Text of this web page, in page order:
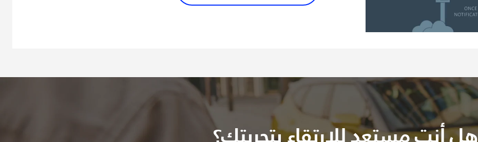
هل أنت مستعد للارتقاء بتجربتك؟